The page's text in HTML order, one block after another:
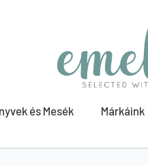
és Mesék Márkáink